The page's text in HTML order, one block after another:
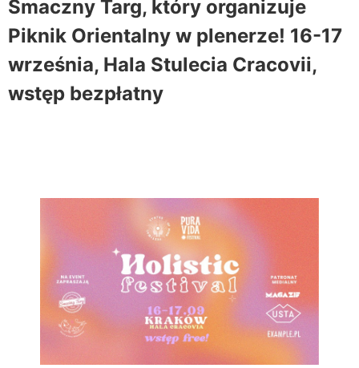
Smaczny Targ, który organizuje
Piknik Orientalny w plenerze! 16-17
września, Hala Stulecia Cracovii,
wstęp bezpłatny